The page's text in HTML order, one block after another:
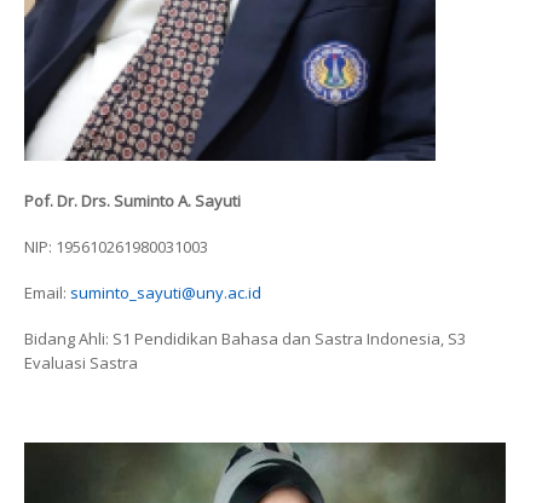
Pof. Dr. Drs. Suminto A. Sayuti
NIP: 195610261980031003
Email: suminto_sayuti@uny.ac.id
Bidang Ahli: S1 Pendidikan Bahasa dan Sastra Indonesia, S3
Evaluasi Sastra